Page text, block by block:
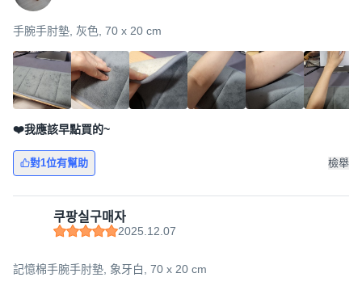
手腕手肘墊, 灰色, 70 x 20 cm
❤️我應該早點買的~
對1位有幫助 檢舉
쿠팡실구매자
2025.12.07
記憶棉手腕手肘墊, 象牙白, 70 x 20 cm